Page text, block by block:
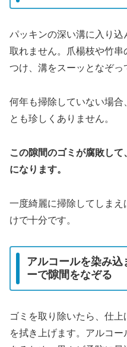
パッキンの深い溝に入り
取れません。爪楊枝や竹串
つけ、溝をスーッとなぞっ
何年も掃除していない場合
とも珍しくありません。
この隙間のゴミが腐敗し
になります。
一度綺麗に掃除してしま
けで十分です。
アルコールを染み
ーで隙間をなぞる
ゴミを取り除いたら、仕
を拭き上げます。アルコ